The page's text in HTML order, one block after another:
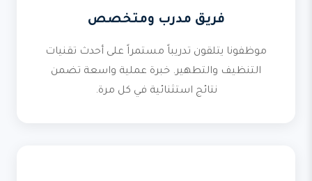
فريق مدرب ومتخصص
موظفونا يتلقون تدريباً مستمراً على أحدث تقنيات
التنظيف والتطهير. خبرة عملية واسعة تضمن
نتائج استثنائية في كل مرة.